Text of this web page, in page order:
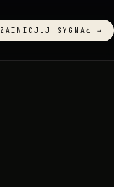
ZAINICJUJ SYGNAŁ →